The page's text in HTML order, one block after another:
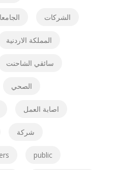
الشركات
المملكة الاردنية
سائقي الشاحنت
الصحي
اصابة العمل
شركة
public